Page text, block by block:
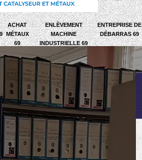
ACHAT
MÉTAUX
69
ENLÈVEMENT
MACHINE
INDUSTRIELLE 69
ENTREPRISE DE
DÉBARRAS 69